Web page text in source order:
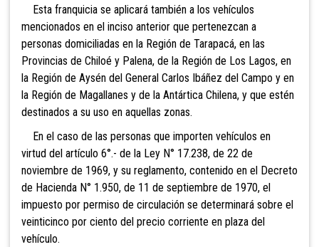
Esta franquicia se aplicará también a los vehículos
mencionados en el inciso anterior que pertenezcan a
personas domiciliadas en la Región de Tarapacá, en las
Provincias de Chiloé y Palena, de la Región de Los Lagos, en
la Región de Aysén del General Carlos Ibáñez del Campo y en
la Región de Magallanes y de la Antártica Chilena, y que estén
destinados a su uso en aquellas zonas.
En el caso de las personas que importen vehículos en
virtud del artículo 6°.- de la Ley N° 17.238, de 22 de
noviembre de 1969, y su reglamento, contenido en el Decreto
de Hacienda N° 1.950, de 11 de septiembre de 1970, el
impuesto por permiso de circulación se determinará sobre el
veinticinco por ciento del precio corriente en plaza del
vehículo.